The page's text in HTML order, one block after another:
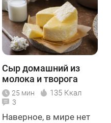
Сыр домашний из
молока и творога
25 мин 135 Ккал
3
Наверное, в мире нет